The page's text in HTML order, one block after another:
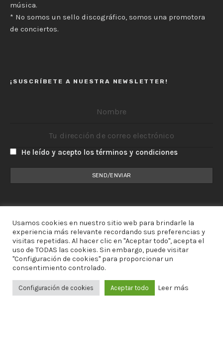
música.
* No somos un sello discográfico, somos una promotora
de conciertos.
¡SUSCRÍBETE A NUESTRA NEWSLETTER!
He leído y acepto los términos y condiciones
Usamos cookies en nuestro sitio web para brindarle la
experiencia más relevante recordando sus preferencias y
visitas repetidas. Al hacer clic en "Aceptar todo", acepta el
uso de TODAS las cookies. Sin embargo, puede visitar
"Configuración de cookies" para proporcionar un
consentimiento controlado.
Configuración de cookies Aceptar todo Leer más